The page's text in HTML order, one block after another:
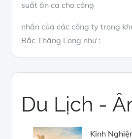
suất ăn ca cho công
nhân của các công ty trong
Bắc Thăng Long như :
Du Lịch -
Kinh